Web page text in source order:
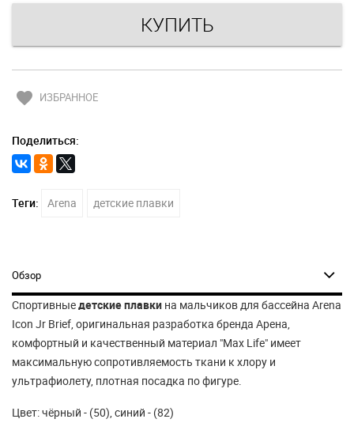
favorite ИЗБРАННОЕ
Поделиться:
Теги: Arena детские плавки
Обзор
Спортивныедетские плавки на мальчиков для бассейна Arena
Icon Jr Brief, оригинальная разработка бренда Арена,
комфортный и качественный материал "Max Life" имеет
максимальную сопротивляемость ткани к хлору и
ультрафиолету, плотная посадка по фигуре.
Цвет: чёрный - (50), синий - (82)